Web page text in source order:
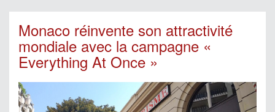
Monaco réinvente son attractivité
mondiale avec la campagne «
Everything At Once »